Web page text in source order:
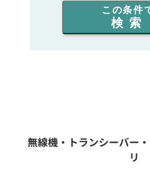
同時通話人数を選ぶ
フリーワード入力(製
この条件
検索
無線機・トランシーバー
リ